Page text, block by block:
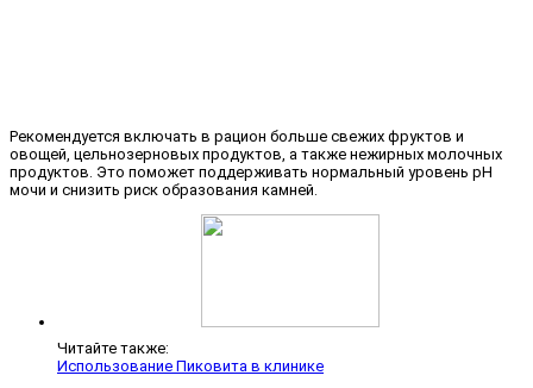
Рекомендуется включать в рацион больше свежих фруктов и
овощей, цельнозерновых продуктов, а также нежирных молочных
продуктов. Это поможет поддерживать нормальный уровень pH
мочи и снизить риск образования камней.
Читайте также:
Использование Пиковита в клинике